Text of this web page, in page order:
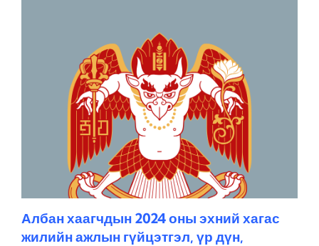
Албан хаагчдын 2024 оны эхний хагас
жилийн ажлын гүйцэтгэл, үр дүн,